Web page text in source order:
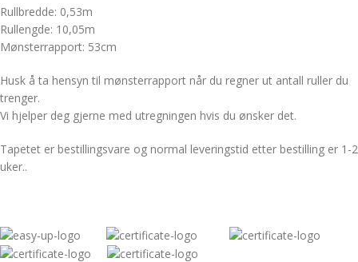
Rullbredde: 0,53m
Rullengde: 10,05m
Mønsterrapport: 53cm
Husk å ta hensyn til mønsterrapport når du regner ut antall ruller du
trenger.
Vi hjelper deg gjerne med utregningen hvis du ønsker det.
Tapetet er bestillingsvare og normal leveringstid etter bestilling er 1-2
uker..